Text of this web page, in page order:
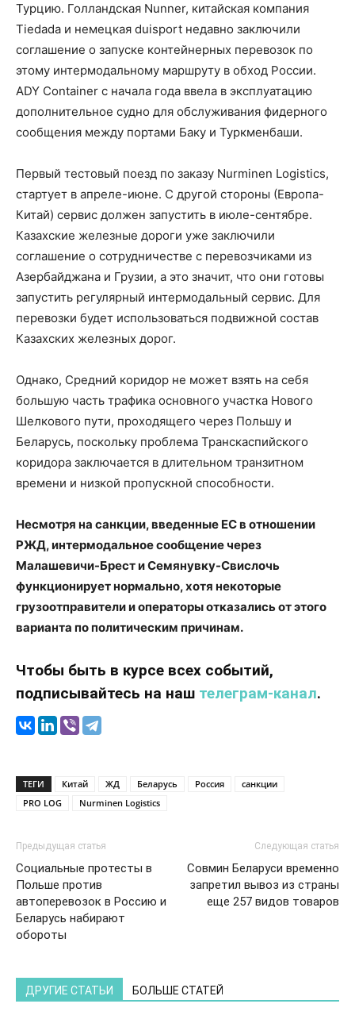
Турцию. Голландская Nunner, китайская компания
Tiedada и немецкая duisport недавно заключили
соглашение о запуске контейнерных перевозок по
этому интермодальному маршруту в обход России.
ADY Container с начала года ввела в эксплуатацию
дополнительное судно для обслуживания фидерного
сообщения между портами Баку и Туркменбаши.
Первый тестовый поезд по заказу Nurminen Logistics,
стартует в апреле-июне. С другой стороны (Европа-
Китай) сервис должен запустить в июле-сентябре.
Казахские железные дороги уже заключили
соглашение о сотрудничестве с перевозчиками из
Азербайджана и Грузии, а это значит, что они готовы
запустить регулярный интермодальный сервис. Для
перевозки будет использоваться подвижной состав
Казахских железных дорог.
Однако, Средний коридор не может взять на себя
большую часть трафика основного участка Нового
Шелкового пути, проходящего через Польшу и
Беларусь, поскольку проблема Транскаспийского
коридора заключается в длительном транзитном
времени и низкой пропускной способности.
Несмотря на санкции, введенные ЕС в отношении
РЖД, интермодальное сообщение через
Малашевичи-Брест и Семянувку-Свислочь
функционирует нормально, хотя некоторые
грузоотправители и операторы отказались от этого
варианта по политическим причинам.
Чтобы быть в курсе всех событий,
подписывайтесь на наш телеграм-канал.
ТЕГИ Китай ЖД Беларусь Россия
санкции
PRO LOG
Nurminen Logistics
Предыдущая статья
Социальные протесты в
Польше против
автоперевозок в Россию и
Беларусь набирают
обороты
Следующая статья
Совмин Беларуси временно
запретил вывоз из страны
еще 257 видов товаров
ДРУГИЕ СТАТЬИ БОЛЬШЕ СТАТЕЙ